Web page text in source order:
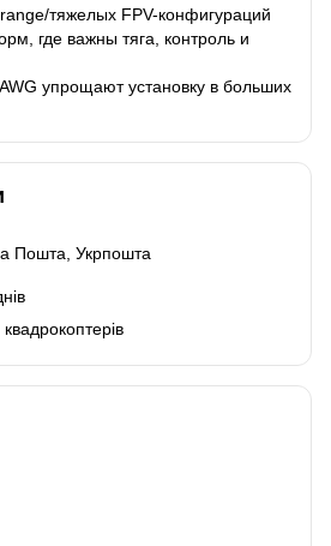
тяжелых FPV-конфигураций
где важны тяга, контроль и
упрощают установку в больших
Пошта, Укрпошта